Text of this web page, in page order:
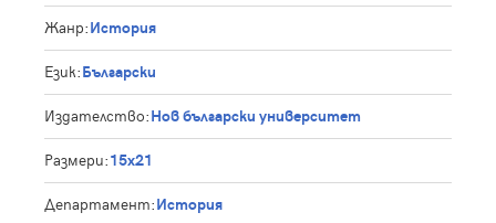
Жанр:История
Език:Български
Издателство:Нов български университет
Размери:15x21
Департамент:История